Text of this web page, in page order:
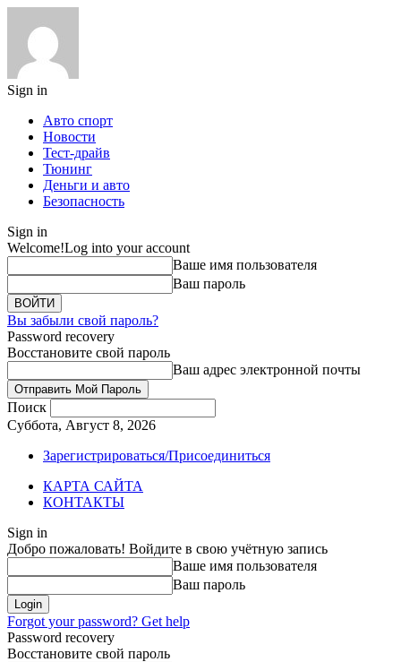
Sign in
Авто спорт
Новости
Тест-драйв
Тюнинг
Деньги и авто
Безопасность
Sign in
Welcome!Log into your account
Ваше имя пользователя
Ваш пароль
Вы забыли свой пароль?
Password recovery
Восстановите свой пароль
Ваш адрес электронной почты
Поиск
Суббота, Август 8, 2026
Зарегистрироваться/Присоединиться
КАРТА САЙТА
КОНТАКТЫ
Sign in
Добро пожаловать! Войдите в свою учётную запись
Ваше имя пользователя
Ваш пароль
Forgot your password? Get help
Password recovery
Восстановите свой пароль